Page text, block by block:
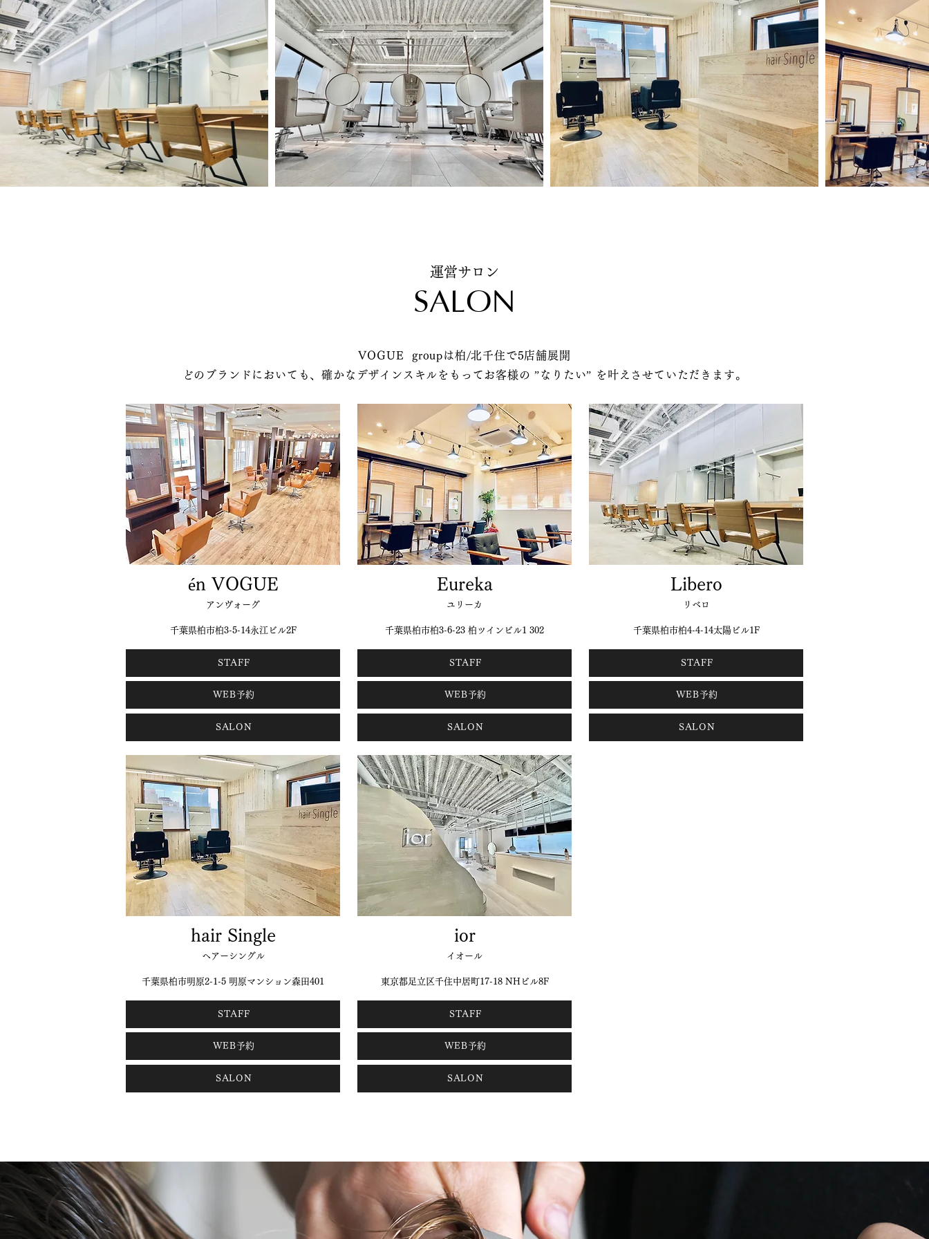
運営サロン
SALON
VOGUE groupは柏/北千住で5店舗展開
どのブランドにおいても、確かなデザインスキルをもってお客様の ”なりたい” を叶えさせていただきます。
én VOGUE
アンヴォーグ
千葉県柏市柏3-5-14永江ビル2F
STAFF
WEB予約
SALON
hair Single
ヘアーシングル
千葉県柏市明原2-1-5 明原マンション森田401
STAFF
WEB予約
SALON
Eureka
ユリーカ
千葉県柏市柏3-6-23 柏ツインビル1 302
STAFF
WEB予約
SALON
ior
イオール
東京都足立区千住中居町17-18 NHビル8F
STAFF
WEB予約
SALON
Libero
リベロ
千葉県柏市柏4-4-14太陽ビル1F
STAFF
WEB予約
SALON